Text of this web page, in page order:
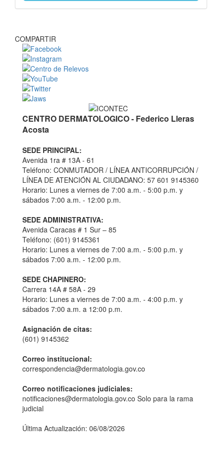
COMPARTIR
CENTRO DERMATOLOGICO - Federico Lleras
Acosta
SEDE PRINCIPAL:
Avenida 1ra # 13A - 61
Teléfono: CONMUTADOR / LÍNEA ANTICORRUPCIÓN /
LÍNEA DE ATENCIÓN AL CIUDADANO: 57 601 9145360
Horario: Lunes a viernes de 7:00 a.m. - 5:00 p.m. y
sábados 7:00 a.m. - 12:00 p.m.
SEDE ADMINISTRATIVA:
Avenida Caracas # 1 Sur – 85
Teléfono: (601) 9145361
Horario: Lunes a viernes de 7:00 a.m. - 5:00 p.m. y
sábados 7:00 a.m. - 12:00 p.m.
SEDE CHAPINERO:
Carrera 14A # 58A - 29
Horario: Lunes a viernes de 7:00 a.m. - 4:00 p.m. y
sábados 7:00 a.m. a 12:00 p.m.
Asignación de citas:
(601) 9145362
Correo institucional:
correspondencia@dermatologia.gov.co
Correo notificaciones judiciales:
notificaciones@dermatologia.gov.co Solo para la rama
judicial
Última Actualización: 06/08/2026